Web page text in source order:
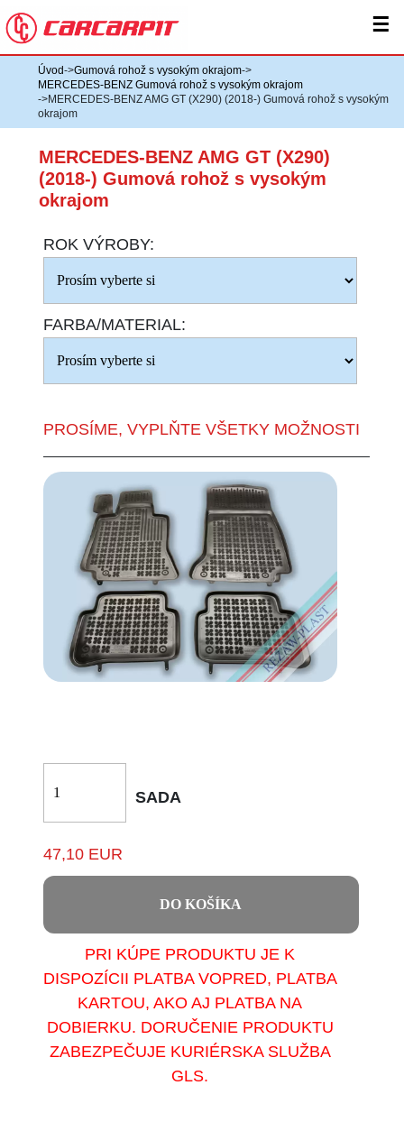
☰
Úvod->Gumová rohož s vysokým okrajom->
MERCEDES-BENZ Gumová rohož s vysokým okrajom
->MERCEDES-BENZ AMG GT (X290) (2018-) Gumová rohož s vysokým
okrajom
MERCEDES-BENZ AMG GT (X290)
(2018-) Gumová rohož s vysokým
okrajom
ROK VÝROBY:
FARBA/MATERIAL:
PROSÍME, VYPLŇTE VŠETKY MOŽNOSTI
SADA
47,10 EUR
DO KOŠÍKA
PRI KÚPE PRODUKTU JE K
DISPOZÍCII PLATBA VOPRED, PLATBA
KARTOU, AKO AJ PLATBA NA
DOBIERKU. DORUČENIE PRODUKTU
ZABEZPEČUJE KURIÉRSKA SLUŽBA
GLS.